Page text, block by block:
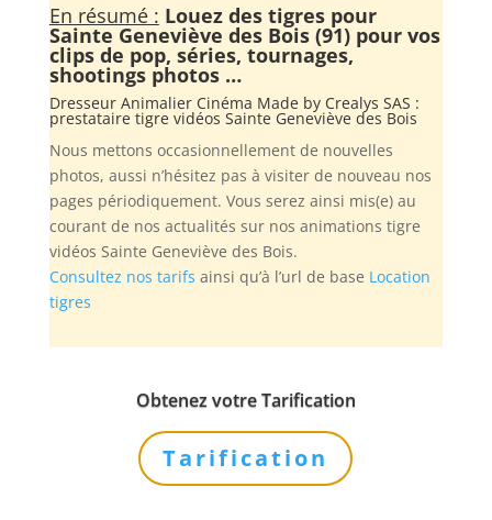
En résumé : Louez des tigres pour
Sainte Geneviève des Bois (91) pour vos
clips de pop, séries, tournages,
shootings photos …
Dresseur Animalier Cinéma Made by Crealys SAS :
prestataire tigre vidéos Sainte Geneviève des Bois
Nous mettons occasionnellement de nouvelles
photos, aussi n’hésitez pas à visiter de nouveau nos
pages périodiquement. Vous serez ainsi mis(e) au
courant de nos actualités sur nos animations tigre
vidéos Sainte Geneviève des Bois.
Consultez nos tarifs ainsi qu’à l’url de base Location
tigres
Obtenez votre Tarification
Tarification